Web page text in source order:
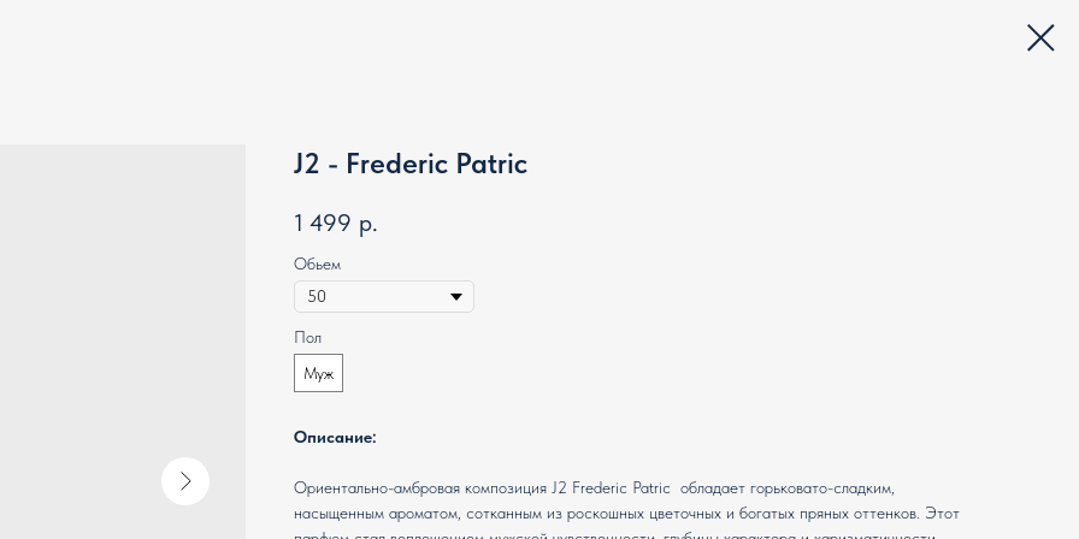
J2 - Frederic Patric
1 499 р.
Обьем
Пол
Муж
Описание:
Ориентально-амбровая композиция J2 Frederic Patric обладает горьковато-сладким,
насыщенным ароматом, сотканным из роскошных цветочных и богатых пряных оттенков. Этот